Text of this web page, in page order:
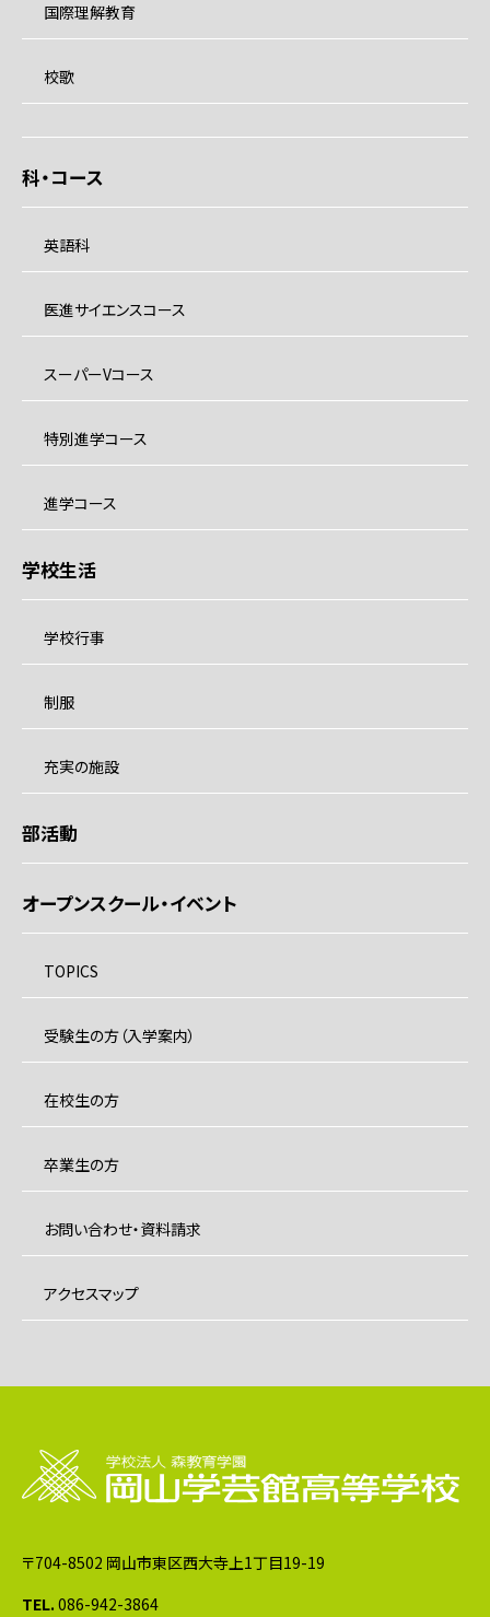
国際理解教育
校歌
科・コース
英語科
医進サイエンスコース
スーパーVコース
特別進学コース
進学コース
学校生活
学校行事
制服
充実の施設
部活動
オープンスクール・イベント
TOPICS
受験生の方（入学案内）
在校生の方
卒業生の方
お問い合わせ・資料請求
アクセスマップ
〒704-8502 岡山市東区西大寺上1丁目19-19
TEL. 086-942-3864